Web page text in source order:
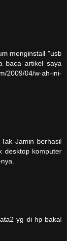
menginstall "usb
baca artikel saya
2009/04/w-ah-ini-
Jamin berhasil
desktop komputer
yg di hp bakal